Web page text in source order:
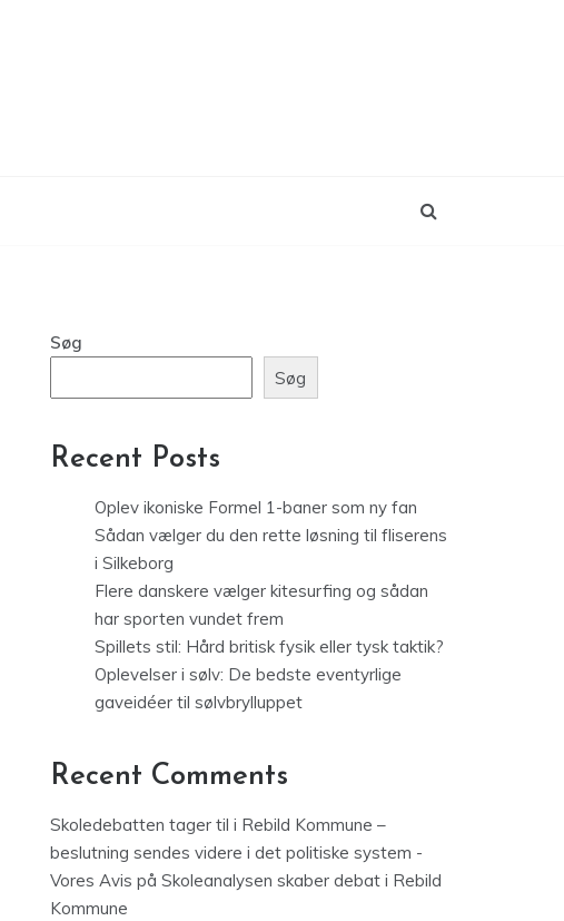
Søg
Søg
Recent Posts
Oplev ikoniske Formel 1-baner som ny fan
Sådan vælger du den rette løsning til fliserens
i Silkeborg
Flere danskere vælger kitesurfing og sådan
har sporten vundet frem
Spillets stil: Hård britisk fysik eller tysk taktik?
Oplevelser i sølv: De bedste eventyrlige
gaveidéer til sølvbrylluppet
Recent Comments
Skoledebatten tager til i Rebild Kommune –
beslutning sendes videre i det politiske system -
Vores Avis på Skoleanalysen skaber debat i Rebild
Kommune